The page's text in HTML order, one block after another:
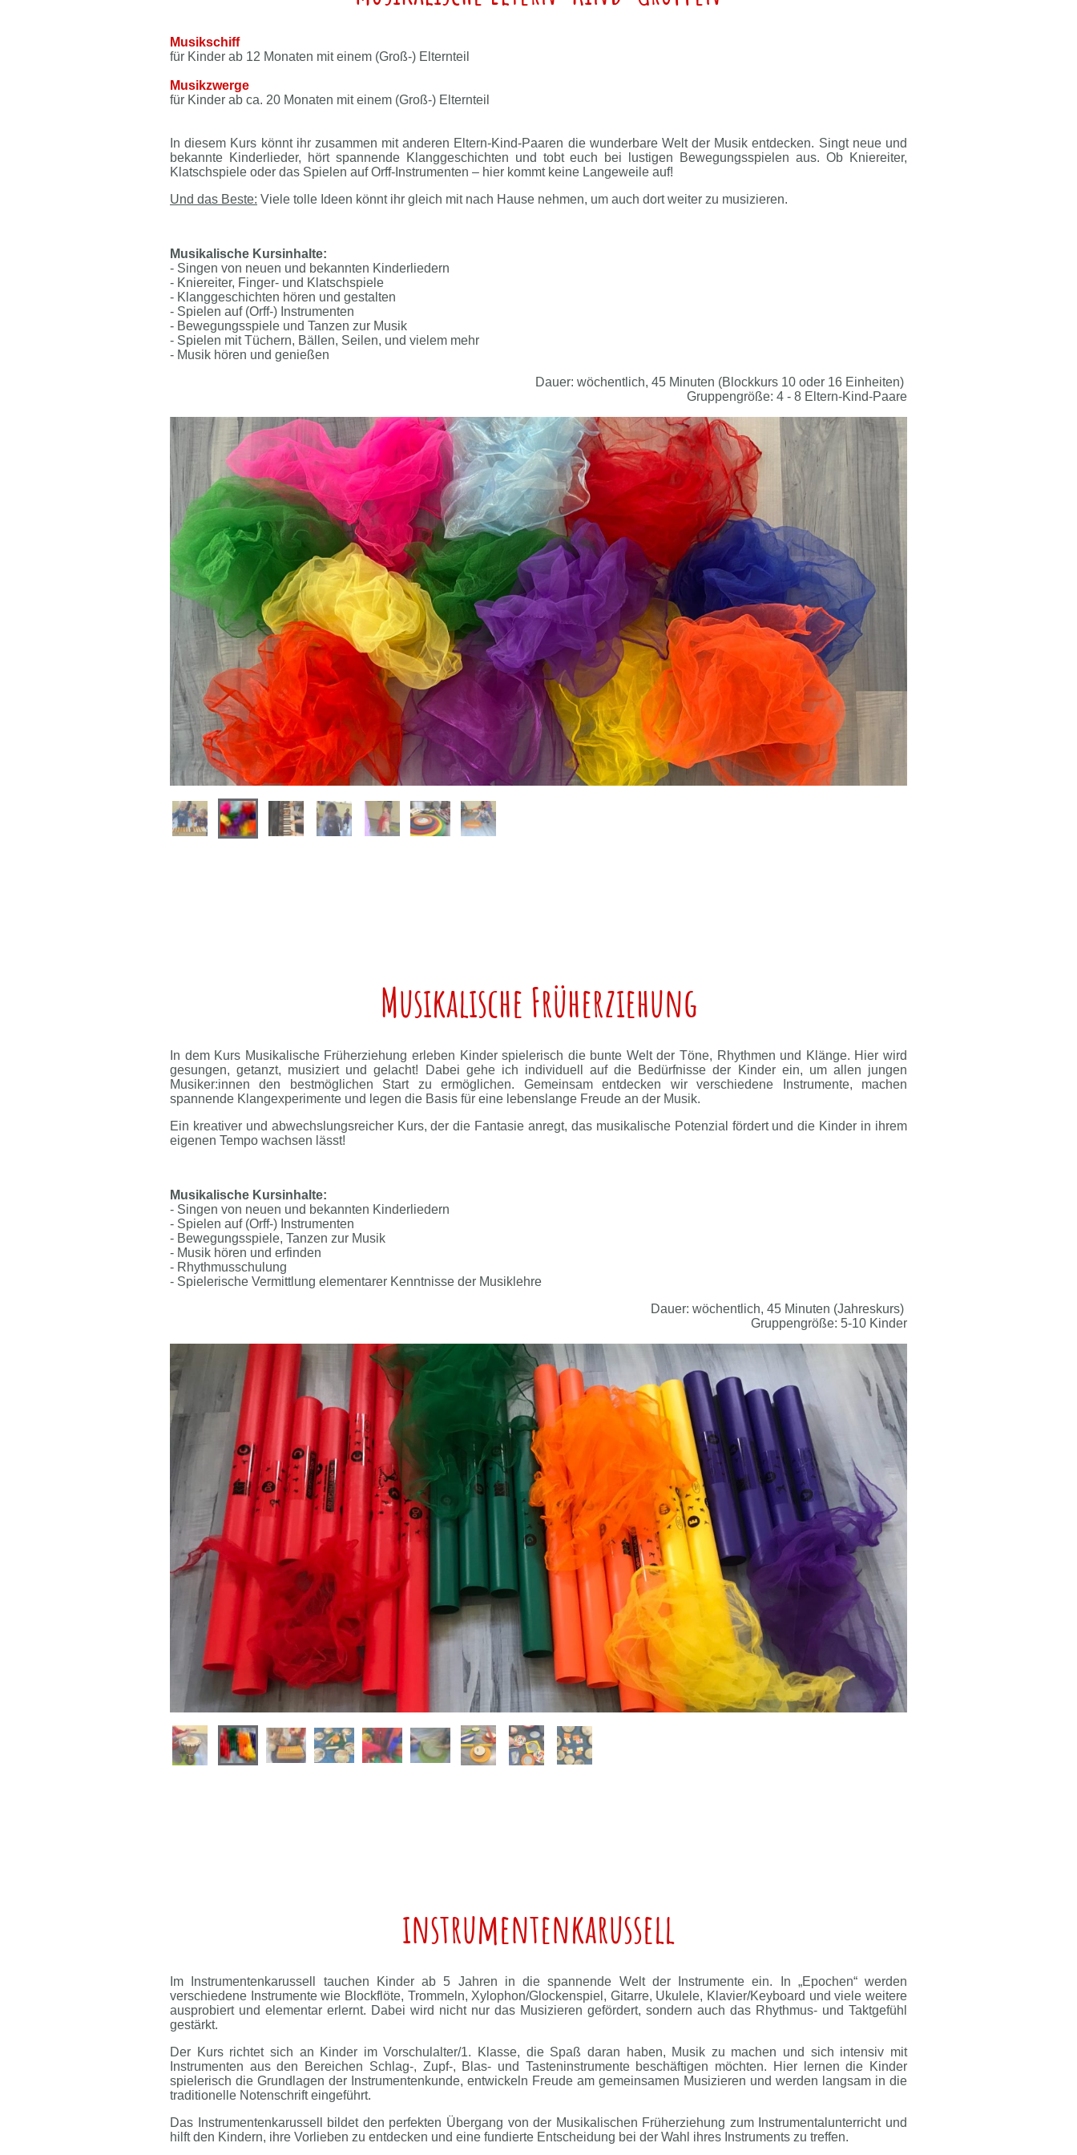
Musikschiff
für Kinder ab 12 Monaten mit einem (Groß-) Elternteil
Musikzwerge
für Kinder ab ca. 20 Monaten mit einem (Groß-) Elternteil
In diesem Kurs könnt ihr zusammen mit anderen Eltern-Kind-Paaren die wunderbare Welt der Musik entdecken. Singt neue und
bekannte Kinderlieder, hört spannende Klanggeschichten und tobt euch bei lustigen Bewegungsspielen aus. Ob Kniereiter,
Klatschspiele oder das Spielen auf Orff-Instrumenten – hier kommt keine Langeweile auf!
Und das Beste: Viele tolle Ideen könnt ihr gleich mit nach Hause nehmen, um auch dort weiter zu musizieren.
Musikalische Kursinhalte:
- Singen von neuen und bekannten Kinderliedern
- Kniereiter, Finger- und Klatschspiele
- Klanggeschichten hören und gestalten
- Spielen auf (Orff-) Instrumenten
- Bewegungsspiele und Tanzen zur Musik
- Spielen mit Tüchern, Bällen, Seilen, und vielem mehr
- Musik hören und genießen
Dauer: wöchentlich, 45 Minuten (Blockkurs 10 oder 16 Einheiten)
Gruppengröße: 4 - 8 Eltern-Kind-Paare
Musikalische Früherziehung
In dem Kurs Musikalische Früherziehung erleben Kinder spielerisch die bunte Welt der Töne, Rhythmen und Klänge. Hier wird
gesungen, getanzt, musiziert und gelacht! Dabei gehe ich individuell auf die Bedürfnisse der Kinder ein, um allen jungen
Musiker:innen den bestmöglichen Start zu ermöglichen. Gemeinsam entdecken wir verschiedene Instrumente, machen
spannende Klangexperimente und legen die Basis für eine lebenslange Freude an der Musik.
Ein kreativer und abwechslungsreicher Kurs, der die Fantasie anregt, das musikalische Potenzial fördert und die Kinder in ihrem
eigenen Tempo wachsen lässt!
Musikalische Kursinhalte:
- Singen von neuen und bekannten Kinderliedern
- Spielen auf (Orff-) Instrumenten
- Bewegungsspiele, Tanzen zur Musik
- Musik hören und erfinden
- Rhythmusschulung
- Spielerische Vermittlung elementarer Kenntnisse der Musiklehre
Dauer: wöchentlich, 45 Minuten (Jahreskurs)
Gruppengröße: 5-10 Kinder
instrumentenkarussell
Im Instrumentenkarussell tauchen Kinder ab 5 Jahren in die spannende Welt der Instrumente ein. In „Epochen“ werden
verschiedene Instrumente wie Blockflöte, Trommeln, Xylophon/Glockenspiel, Gitarre, Ukulele, Klavier/Keyboard und viele weitere
ausprobiert und elementar erlernt. Dabei wird nicht nur das Musizieren gefördert, sondern auch das Rhythmus- und Taktgefühl
gestärkt.
Der Kurs richtet sich an Kinder im Vorschulalter/1. Klasse, die Spaß daran haben, Musik zu machen und sich intensiv mit
Instrumenten aus den Bereichen Schlag-, Zupf-, Blas- und Tasteninstrumente beschäftigen möchten. Hier lernen die Kinder
spielerisch die Grundlagen der Instrumentenkunde, entwickeln Freude am gemeinsamen Musizieren und werden langsam in die
traditionelle Notenschrift eingeführt.
Das Instrumentenkarussell bildet den perfekten Übergang von der Musikalischen Früherziehung zum Instrumentalunterricht und
hilft den Kindern, ihre Vorlieben zu entdecken und eine fundierte Entscheidung bei der Wahl ihres Instruments zu treffen.